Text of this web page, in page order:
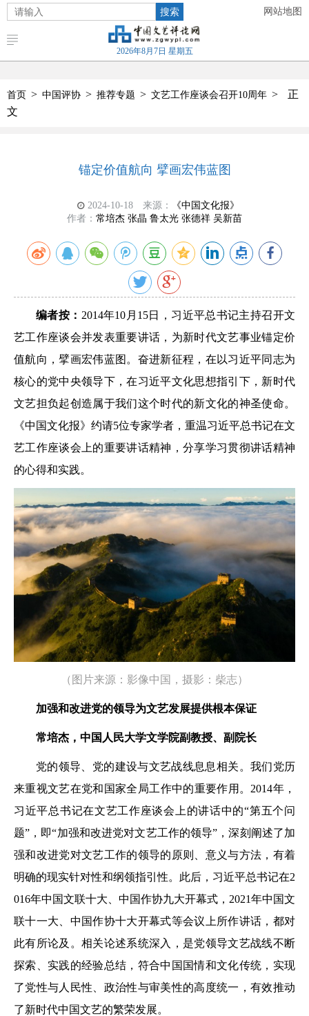
搜索 网站地图
2026年8月7日 星期五
首页 > 中国评协 > 推荐专题 > 文艺工作座谈会召开10周年 >
正
文
锚定价值航向 擘画宏伟蓝图
2024-10-18 来源：
《中国文化报》
作者： 常培杰 张晶 鲁太光 张德祥 吴新苗
编者按： 2014年10月15日，习近平总书记主持召开文
艺工作座谈会并发表重要讲话，为新时代文艺事业锚定价
值航向，擘画宏伟蓝图。奋进新征程，在以习近平同志为
核心的党中央领导下，在习近平文化思想指引下，新时代
文艺担负起创造属于我们这个时代的新文化的神圣使命。
《中国文化报》约请5位专家学者，重温习近平总书记在文
艺工作座谈会上的重要讲话精神，分享学习贯彻讲话精神
的心得和实践。
（图片来源：影像中国，摄影： 柴志）
加强和改进党的领导为文艺发展提供根本保证
常培杰，中国人民大学文学院副教授、副院长
党的领导、党的建设与文艺战线息息相关。我们党历
来重视文艺在党和国家全局工作中的重要作用。2014年，
习近平总书记在文艺工作座谈会上的讲话中的“第五个问
题”，即“加强和改进党对文艺工作的领导”，深刻阐述了加
强和改进党对文艺工作的领导的原则、意义与方法，有着
明确的现实针对性和纲领指引性。此后，习近平总书记在2
016年中国文联十大、中国作协九大开幕式，2021年中国文
联十一大、中国作协十大开幕式等会议上所作讲话，都对
此有所论及。相关论述系统深入，是党领导文艺战线不断
探索、实践的经验总结，符合中国国情和文化传统，实现
了党性与人民性、政治性与审美性的高度统一，有效推动
了新时代中国文艺的繁荣发展。